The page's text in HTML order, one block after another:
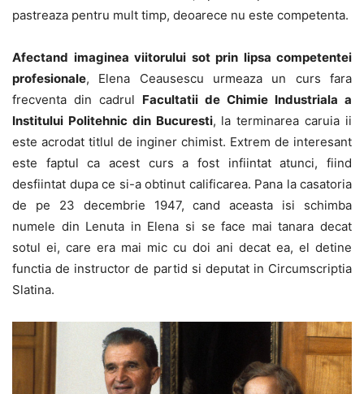
pastreaza pentru mult timp, deoarece nu este competenta.
Afectand imaginea viitorului sot prin lipsa competentei
profesionale, Elena Ceausescu urmeaza un curs fara
frecventa din cadrul Facultatii de Chimie Industriala a
Institului Politehnic din Bucuresti, la terminarea caruia ii
este acrodat titlul de inginer chimist. Extrem de interesant
este faptul ca acest curs a fost infiintat atunci, fiind
desfiintat dupa ce si-a obtinut calificarea. Pana la casatoria
de pe 23 decembrie 1947, cand aceasta isi schimba
numele din Lenuta in Elena si se face mai tanara decat
sotul ei, care era mai mic cu doi ani decat ea, el detine
functia de instructor de partid si deputat in Circumscriptia
Slatina.